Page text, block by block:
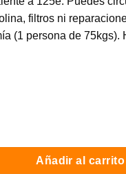
filtros ni
(1 persona de 75kgs).
3000W / 130 km auton. /
Añadir al carrito